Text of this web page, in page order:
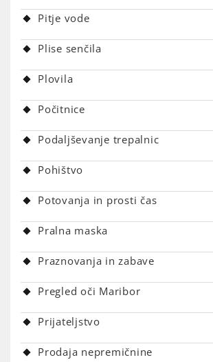
Pitje vode
Plise senčila
Plovila
Počitnice
Podaljševanje trepalnic
Pohištvo
Potovanja in prosti čas
Pralna maska
Praznovanja in zabave
Pregled oči Maribor
Prijateljstvo
Prodaja nepremičnine